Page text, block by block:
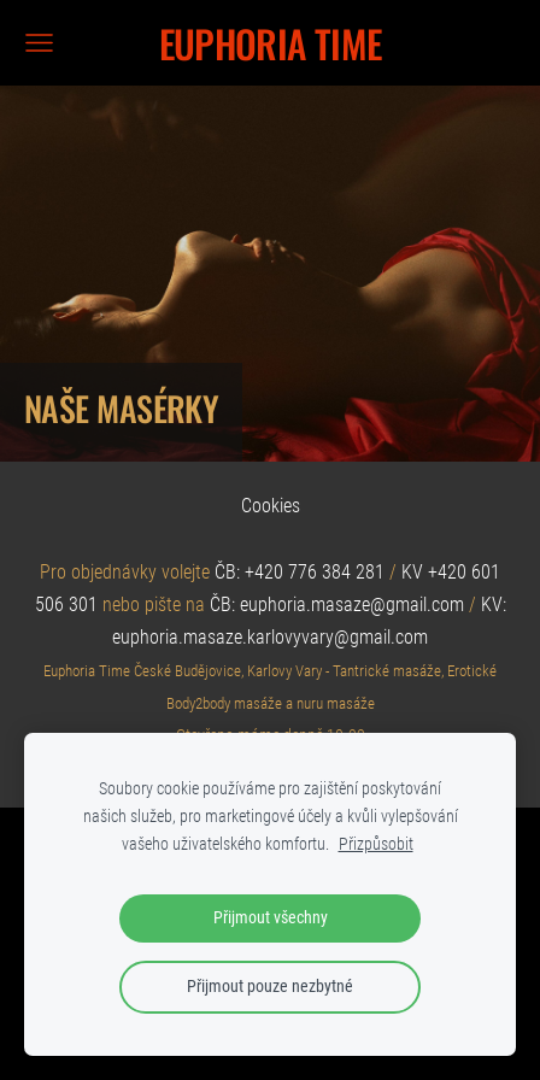
EUPHORIA TIME
NAŠE MASÉRKY
Cookies
Pro objednávky volejte ČB: +420 776 384 281 / KV +420 601
506 301 nebo pište na ČB: euphoria.masaze@gmail.com / KV:
euphoria.masaze.karlovyvary@gmail.com
Euphoria Time České Budějovice, Karlovy Vary - Tantrické masáže, Erotické
Body2body masáže a nuru masáže
Otevřeno máme denně 10-22
Soubory cookie používáme pro zajištění poskytování
našich služeb, pro marketingové účely a kvůli vylepšování
vašeho uživatelského komfortu. Přizpůsobit
Přijmout všechny
Přijmout pouze nezbytné